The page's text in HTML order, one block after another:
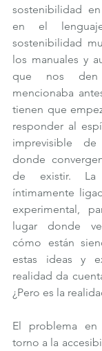
sostenibilidad
en el
sostenibilidad
los manuales y
que nos den
mencionaba
tienen que
responder al
imprevisible
donde
de existir.
íntimamente
experimental,
lugar donde
cómo están
estas ideas y
realidad da
¿Pero es la
El problema
torno a la